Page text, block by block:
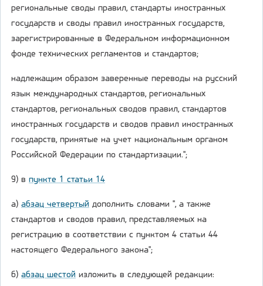
региональные своды правил, стандарты иностранных
государств и своды правил иностранных государств,
зарегистрированные в Федеральном информационном
фонде технических регламентов и стандартов;
надлежащим образом заверенные переводы на русский
язык международных стандартов, региональных
стандартов, региональных сводов правил, стандартов
иностранных государств и сводов правил иностранных
государств, принятые на учет национальным органом
Российской Федерации по стандартизации.";
9) в пункте 1 статьи 14
а) абзац четвертый дополнить словами ", а также
стандартов и сводов правил, представляемых на
регистрацию в соответствии с пунктом 4 статьи 44
настоящего Федерального закона";
б) абзац шестой изложить в следующей редакции: